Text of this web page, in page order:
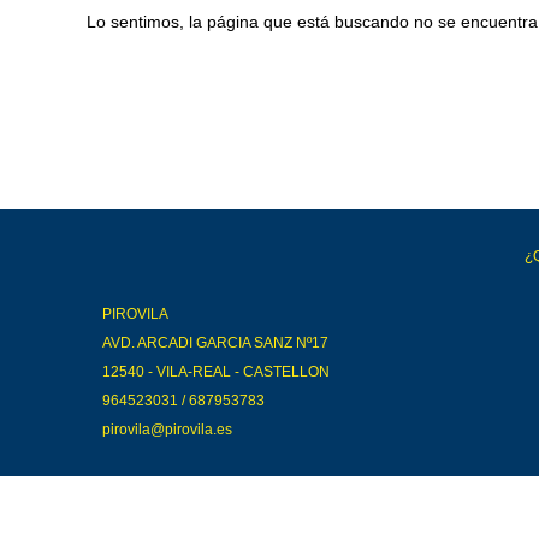
Lo sentimos, la página que está buscando no se encuentra.
PIROVILA
AVD. ARCADI GARCIA SANZ Nº17
12540 - VILA-REAL - CASTELLON
964523031 / 687953783
pirovila@pirovila.es